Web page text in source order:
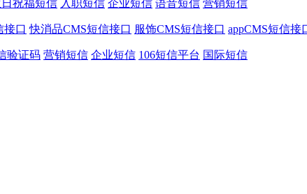
祝福短信 入职短信 企业短信 语音短信 营销短信
接口 快消品CMS短信接口 服饰CMS短信接口 appCMS短信接
验证码 营销短信 企业短信 106短信平台 国际短信